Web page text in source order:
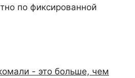
по фиксированной
- это больше, чем